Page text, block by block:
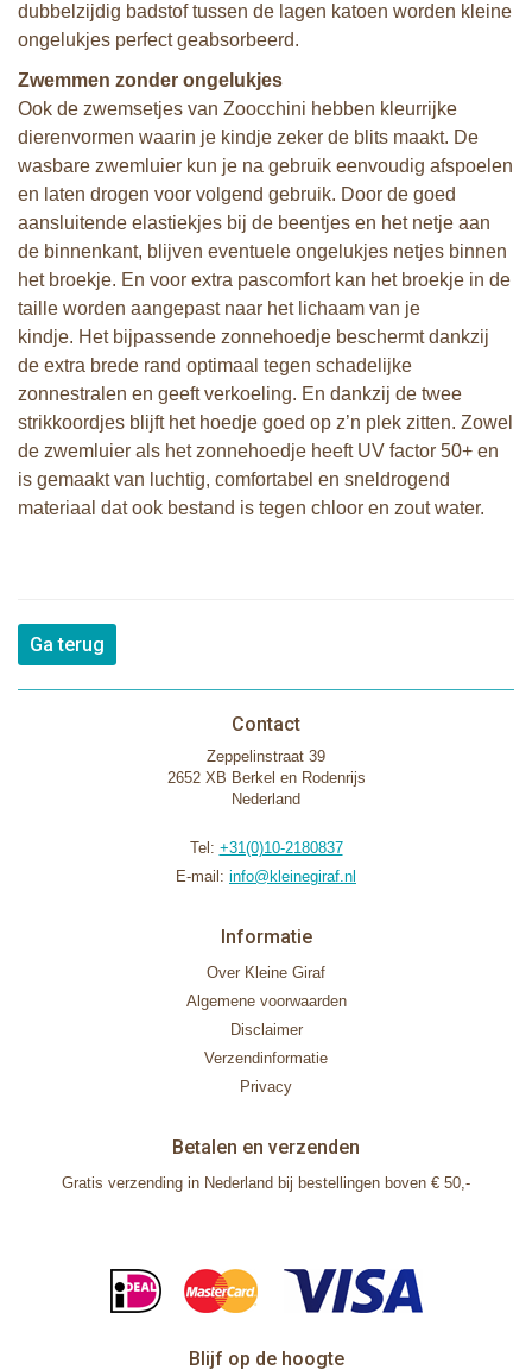
dubbelzijdig badstof tussen de lagen katoen worden kleine
ongelukjes perfect geabsorbeerd.
Zwemmen zonder ongelukjes
Ook de zwemsetjes van Zoocchini hebben kleurrijke
dierenvormen waarin je kindje zeker de blits maakt. De
wasbare zwemluier kun je na gebruik eenvoudig afspoelen
en laten drogen voor volgend gebruik. Door de goed
aansluitende elastiekjes bij de beentjes en het netje aan
de binnenkant, blijven eventuele ongelukjes netjes binnen
het broekje. En voor extra pascomfort kan het broekje in de
taille worden aangepast naar het lichaam van je
kindje. Het bijpassende zonnehoedje beschermt dankzij
de extra brede rand optimaal tegen schadelijke
zonnestralen en geeft verkoeling. En dankzij de twee
strikkoordjes blijft het hoedje goed op z’n plek zitten. Zowel
de zwemluier als het zonnehoedje heeft UV factor 50+ en
is gemaakt van luchtig, comfortabel en sneldrogend
materiaal dat ook bestand is tegen chloor en zout water.
Ga terug
Contact
Zeppelinstraat 39
2652 XB Berkel en Rodenrijs
Nederland
Tel: +31(0)10-2180837
E-mail: info@kleinegiraf.nl
Informatie
Over Kleine Giraf
Algemene voorwaarden
Disclaimer
Verzendinformatie
Privacy
Betalen en verzenden
Gratis verzending in Nederland bij bestellingen boven € 50,-
Blijf op de hoogte